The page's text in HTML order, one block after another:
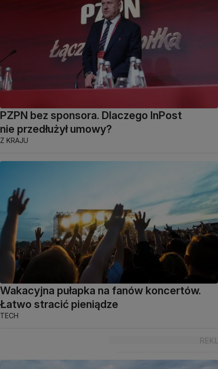
PZPN bez sponsora. Dlaczego InPost
nie przedłużył umowy?
Z KRAJU
Wakacyjna pułapka na fanów koncertów.
Łatwo stracić pieniądze
TECH